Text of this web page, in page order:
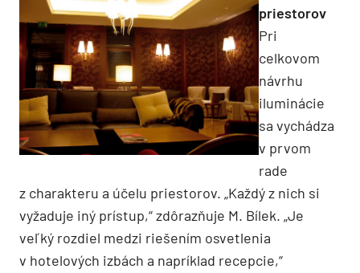
priestorov
Pri
celkovom
návrhu
iluminácie
sa vychádza
v prvom
rade
z charakteru a účelu priestorov. „Každý z nich si
vyžaduje iný prístup,“ zdôrazňuje M. Bílek. „Je
veľký rozdiel medzi riešením osvetlenia
v hotelových izbách a napríklad recepcie,“